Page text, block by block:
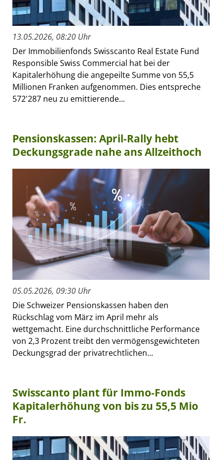
13.05.2026, 08:20 Uhr
Der Immobilienfonds Swisscanto Real Estate Fund
Responsible Swiss Commercial hat bei der
Kapitalerhöhung die angepeilte Summe von 55,5
Millionen Franken aufgenommen. Dies entspreche
572'287 neu zu emittierende...
Pensionskassen: April-Rally hebt
Deckungsgrade nahe ans Allzeithoch
05.05.2026, 09:30 Uhr
Die Schweizer Pensionskassen haben den
Rückschlag vom März im April mehr als
wettgemacht. Eine durchschnittliche Performance
von 2,3 Prozent treibt den vermögensgewichteten
Deckungsgrad der privatrechtlichen...
Swisscanto plant für Immo-Fonds
Kapitalerhöhung von bis zu 55,5 Mio
Fr.